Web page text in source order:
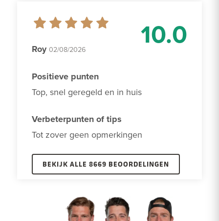
10.0
Roy 02/08/2026
Positieve punten
Top, snel geregeld en in huis
Verbeterpunten of tips
Tot zover geen opmerkingen
BEKIJK ALLE 8669 BEOORDELINGEN